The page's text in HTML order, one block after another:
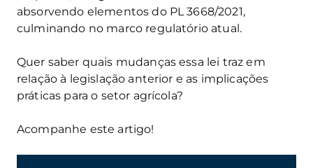
absorvendo elementos do PL 3668/2021,
culminando no marco regulatório atual.
Quer saber quais mudanças essa lei traz em
relação à legislação anterior e as implicações
práticas para o setor agrícola?
Acompanhe este artigo!